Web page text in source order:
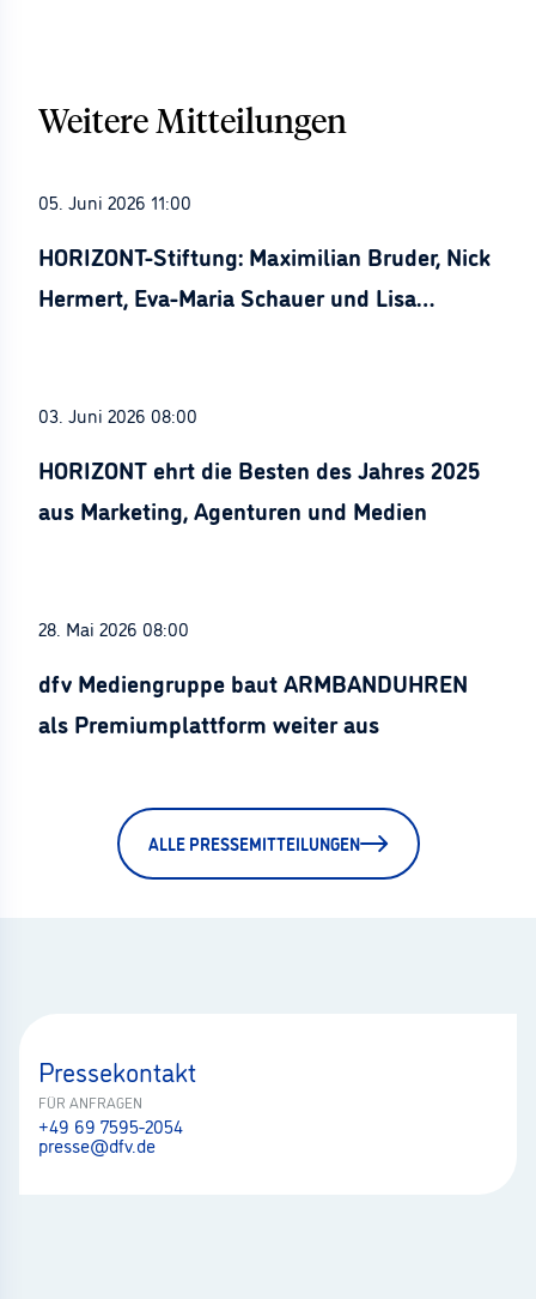
Weitere Mitteilungen
05. Juni 2026 11:00
HORIZONT-Stiftung: Maximilian Bruder, Nick
Hermert, Eva-Maria Schauer und Lisa
03. Juni 2026 08:00
HORIZONT ehrt die Besten des Jahres 2025
aus Marketing, Agenturen und Medien
28. Mai 2026 08:00
dfv Mediengruppe baut ARMBANDUHREN
als Premiumplattform weiter aus
ALLE PRESSEMITTEILUNGEN
Pressekontakt
FÜR ANFRAGEN
+49 69 7595-2054
presse@dfv.de